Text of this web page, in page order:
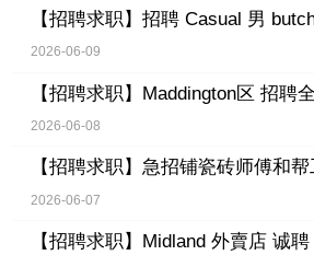
【招聘求职】 招聘 Casual 男
2026-06-09
【招聘求职】 Maddington区 招聘
2026-06-08
【招聘求职】 急招铺瓷砖师傅和帮
2026-06-07
【招聘求职】 Midland 外賣店 诚聘